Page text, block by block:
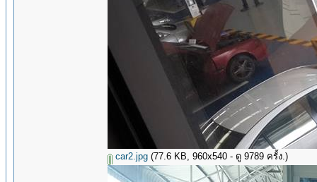
car2.jpg (77.6 KB, 960x540 - ดู 9789 ครั้ง.)